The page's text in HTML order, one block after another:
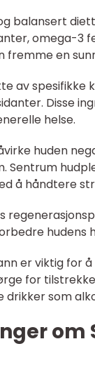
balansert
omega-3
fremme en
av
Disse
helse.
huden
Sentrum
å håndtere
hudens
er viktig
for
drikker som
om